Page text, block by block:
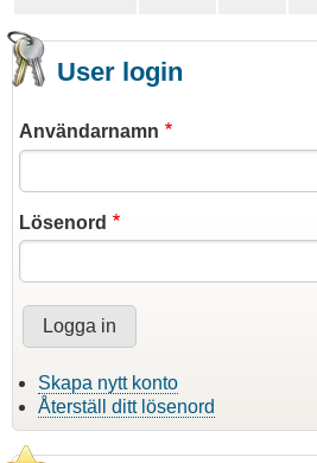
User login
Användarnamn
Lösenord
Skapa nytt konto
Återställ ditt lösenord